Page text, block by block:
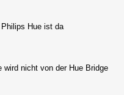
Hue ist da
wird nicht von der Hue Bridge